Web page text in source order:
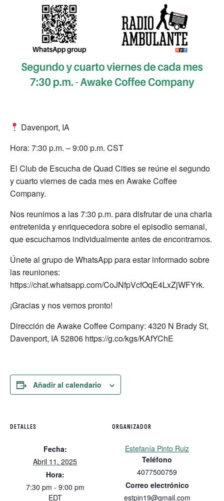
Davenport, IA
Hora: 7:30 p.m. – 9:00 p.m. CST
El Club de Escucha de Quad Cities se reúne el segundo
y cuarto viernes de cada mes en Awake Coffee
Company.
Nos reunimos a las 7:30 p.m. para disfrutar de una charla
entretenida y enriquecedora sobre el episodio semanal,
que escuchamos individualmente antes de encontrarnos.
Únete al grupo de WhatsApp para estar informado sobre
las reuniones:
https://chat.whatsapp.com/CoJNfpVcfOqE4LxZjWFYrk.
¡Gracias y nos vemos pronto!
Dirección de Awake Coffee Company: 4320 N Brady St,
Davenport, IA 52806 https://g.co/kgs/KAfYChE
Añadir al calendario
DETALLES
Fecha:
Abril 11, 2025
Hora:
7:30 pm - 9:00 pm
EDT
ORGANIZADOR
Estefanía Pinto Ruiz
Teléfono
4077500759
Correo electrónico
estpin19@gmail.com